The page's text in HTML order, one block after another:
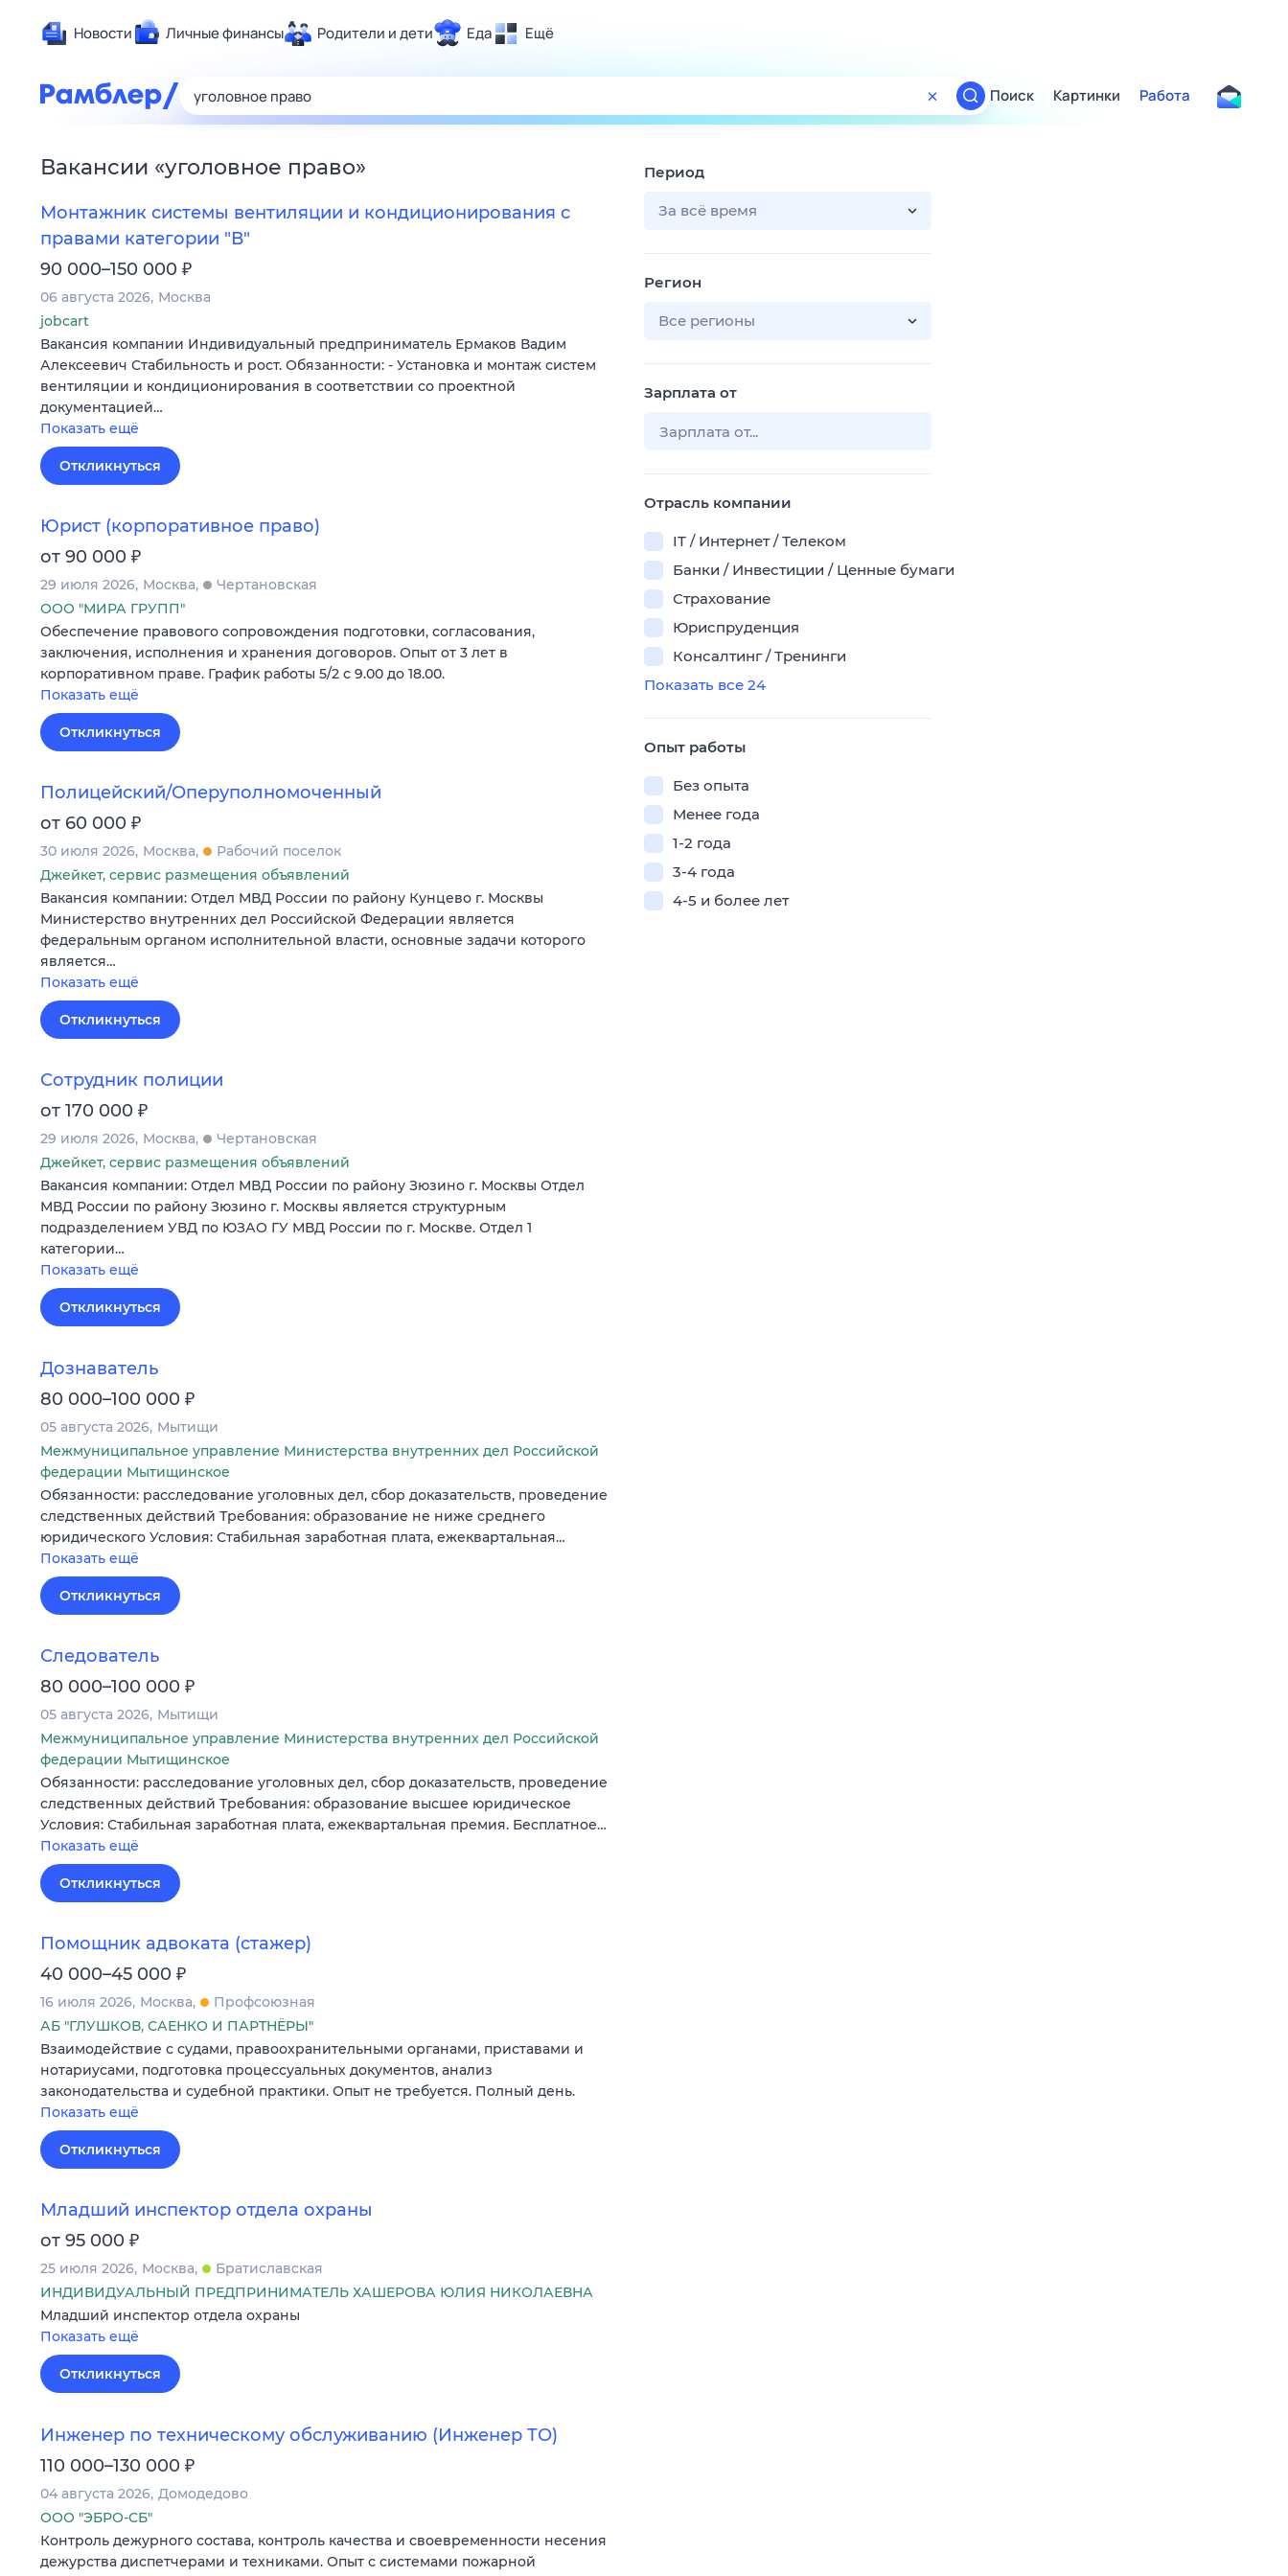
Новости Личные финансы Родители и дети Еда Ещё
Развлечения и отдых
Спорт
Карьера
Гороскопы
Поиск
ТВ-программа
Поиск Картинки Работа
Вакансии «уголовное право»
Монтажник системы вентиляции и кондиционирования с
правами категории "В"
90 000–150 000 ₽
06 августа 2026 Москва
jobcart
Вакансия компании Индивидуальный предприниматель Ермаков Вадим
Алексеевич Стабильность и рост. Обязанности: - Установка и монтаж систем
вентиляции и кондиционирования в соответствии со проектной
документацией…
Показать ещё
Откликнуться
Юрист (корпоративное право)
от 90 000 ₽
29 июля 2026 Москва
Чертановская
ООО "МИРА ГРУПП"
Обеспечение правового сопровождения подготовки, согласования,
заключения, исполнения и хранения договоров. Опыт от 3 лет в
корпоративном праве. График работы 5/2 с 9.00 до 18.00.
Показать ещё
Откликнуться
Полицейский/Оперуполномоченный
от 60 000 ₽
30 июля 2026 Москва
Рабочий поселок
Джейкет, сервис размещения объявлений
Вакансия компании: Отдел МВД России по району Кунцево г. Москвы
Министерство внутренних дел Российской Федерации является
федеральным органом исполнительной власти, основные задачи которого
является…
Показать ещё
Откликнуться
Сотрудник полиции
от 170 000 ₽
29 июля 2026 Москва
Чертановская
Джейкет, сервис размещения объявлений
Вакансия компании: Отдел МВД России по району Зюзино г. Москвы Отдел
МВД России по району Зюзино г. Москвы является структурным
подразделением УВД по ЮЗАО ГУ МВД России по г. Москве. Отдел 1
категории…
Показать ещё
Откликнуться
Дознаватель
80 000–100 000 ₽
05 августа 2026 Мытищи
Межмуниципальное управление Министерства внутренних дел Российской
федерации Мытищинское
Обязанности: расследование уголовных дел, сбор доказательств, проведение
следственных действий Требования: образование не ниже среднего
юридического Условия: Стабильная заработная плата, ежеквартальная…
Показать ещё
Откликнуться
Следователь
80 000–100 000 ₽
05 августа 2026 Мытищи
Межмуниципальное управление Министерства внутренних дел Российской
федерации Мытищинское
Обязанности: расследование уголовных дел, сбор доказательств, проведение
следственных действий Требования: образование высшее юридическое
Условия: Стабильная заработная плата, ежеквартальная премия. Бесплатное…
Показать ещё
Откликнуться
Помощник адвоката (стажер)
40 000–45 000 ₽
16 июля 2026 Москва
Профсоюзная
АБ "ГЛУШКОВ, САЕНКО И ПАРТНЁРЫ"
Взаимодействие с судами, правоохранительными органами, приставами и
нотариусами, подготовка процессуальных документов, анализ
законодательства и судебной практики. Опыт не требуется. Полный день.
Показать ещё
Откликнуться
Младший инспектор отдела охраны
от 95 000 ₽
25 июля 2026 Москва
Братиславская
ИНДИВИДУАЛЬНЫЙ ПРЕДПРИНИМАТЕЛЬ ХАШЕРОВА ЮЛИЯ НИКОЛАЕВНА
Младший инспектор отдела охраны
Показать ещё
Откликнуться
Инженер по техническому обслуживанию (Инженер ТО)
110 000–130 000 ₽
04 августа 2026 Домодедово
ООО "ЭБРО-СБ"
Контроль дежурного состава, контроль качества и своевременности несения
дежурства диспетчерами и техниками. Опыт с системами пожарной
Период
За всё время
Регион
Все регионы
Зарплата от
Отрасль компании
IT / Интернет / Телеком
Банки / Инвестиции / Ценные бумаги
Страхование
Юриспруденция
Консалтинг / Тренинги
Показать все 24
Опыт работы
Без опыта
Менее года
1-2 года
3-4 года
4-5 и более лет